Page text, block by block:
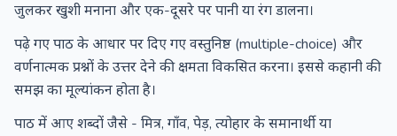
जुलकर खुशी मनाना और एक-दूसरे पर पानी या रंग डालना।
पढ़े गए पाठ के आधार पर दिए गए वस्तुनिष्ठ (multiple-choice) और
वर्णनात्मक प्रश्नों के उत्तर देने की क्षमता विकसित करना। इससे कहानी की
समझ का मूल्यांकन होता है।
पाठ में आए शब्दों जैसे - मित्र, गाँव, पेड़, त्योहार के समानार्थी या